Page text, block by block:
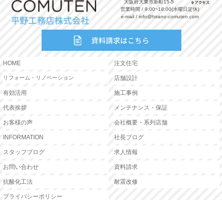
大阪府大東市新町15-5
営業時間 / 9:00~18:00(水曜日定休)
e-mail / info@hirano-comuten.com
HOME 注文住宅
リフォーム・リノベーション 店舗設計
有効活用 施工事例
代表挨拶 メンテナンス・保証
お客様の声 会社概要・系列店舗
INFORMATION 社長ブログ
スタッフブログ 求人情報
お問い合わせ 資料請求
抗酸化工法 耐震改修
プライバシーポリシー